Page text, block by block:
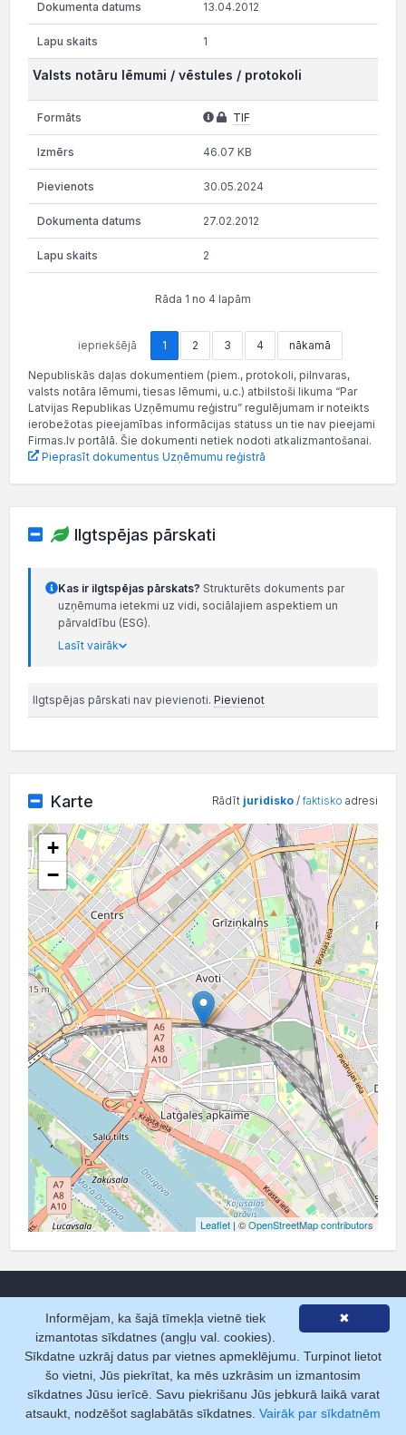
13.04.2012
1
Valsts notāru lēmumi / vēstules / protokoli
TIF
46.07 KB
30.05.2024
27.02.2012
2
Rāda 1 no 4 lapām
iepriekšējā 1 2 3 4 nākamā
Nepubliskās daļas dokumentiem (piem., protokoli, pilnvaras,
valsts notāra lēmumi, tiesas lēmumi, u.c.) atbilstoši likuma “Par
Latvijas Republikas Uzņēmumu reģistru” regulējumam ir noteikts
ierobežotas pieejamības informācijas statuss un tie nav pieejami
Firmas.lv portālā. Šie dokumenti netiek nodoti atkalizmantošanai.
Pieprasīt dokumentus Uzņēmumu reģistrā
Ilgtspējas pārskati
Kas ir ilgtspējas pārskats? Strukturēts dokuments par
uzņēmuma ietekmi uz vidi, sociālajiem aspektiem un
pārvaldību (ESG).
Lasīt vairāk
Ilgtspējas pārskati nav pievienoti. Pievienot
Karte Rādīt juridisko /faktisko adresi
+
−
Leaflet | ©OpenStreetMap contributors
Pakalpojumi
Pamatizziņa
Datu pārraide tiešsaistē
✖
Informējam, ka šajā tīmekļa vietnē tiek
izmantotas sīkdatnes (angļu val. cookies).
Sīkdatne uzkrāj datus par vietnes apmeklējumu. Turpinot lietot
šo vietni, Jūs piekrītat, ka mēs uzkrāsim un izmantosim
sīkdatnes Jūsu ierīcē. Savu piekrišanu Jūs jebkurā laikā varat
atsaukt, nodzēšot saglabātās sīkdatnes. Vairāk par sīkdatnēm